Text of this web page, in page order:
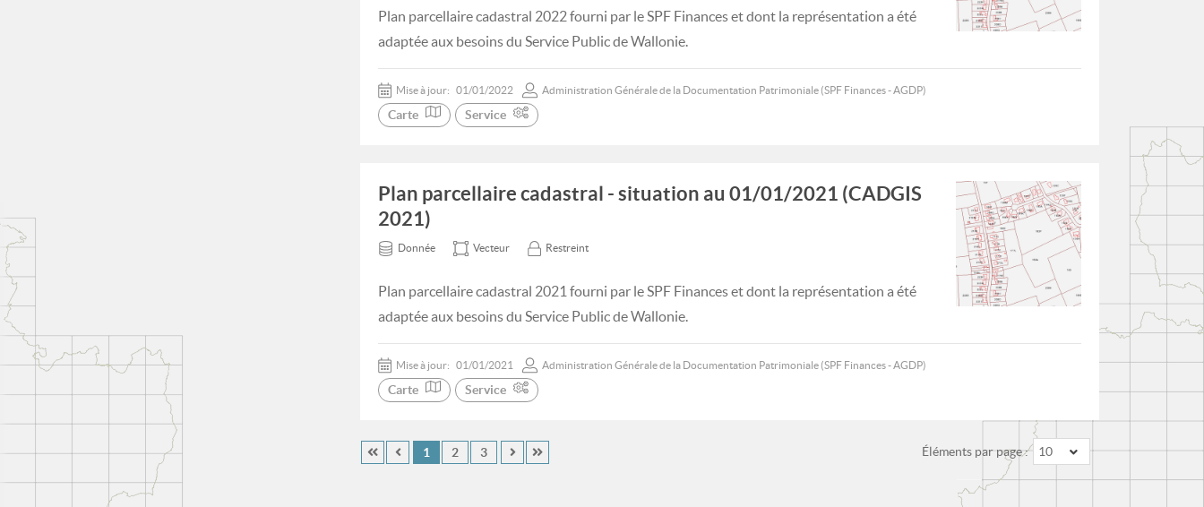
Plan parcellaire cadastral 2022 fourni par le SPF Finances et dont la représentation a été
adaptée aux besoins du Service Public de Wallonie.
Mise à jour: 01/01/2022 Administration Générale de la Documentation Patrimoniale (SPF Finances - AGDP)
Carte Service
Plan parcellaire cadastral - situation au 01/01/2021 (CADGIS
2021)
Donnée Vecteur Restreint
Plan parcellaire cadastral 2021 fourni par le SPF Finances et dont la représentation a été
adaptée aux besoins du Service Public de Wallonie.
Mise à jour: 01/01/2021 Administration Générale de la Documentation Patrimoniale (SPF Finances - AGDP)
Carte Service
Éléments par page : 10
1 2 3